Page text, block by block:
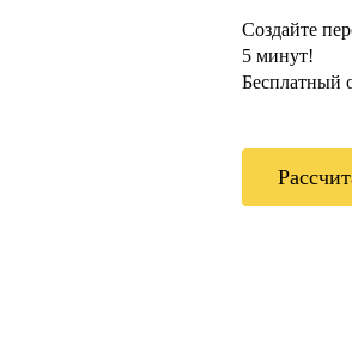
Создайте
5 минут!
Бесплатный